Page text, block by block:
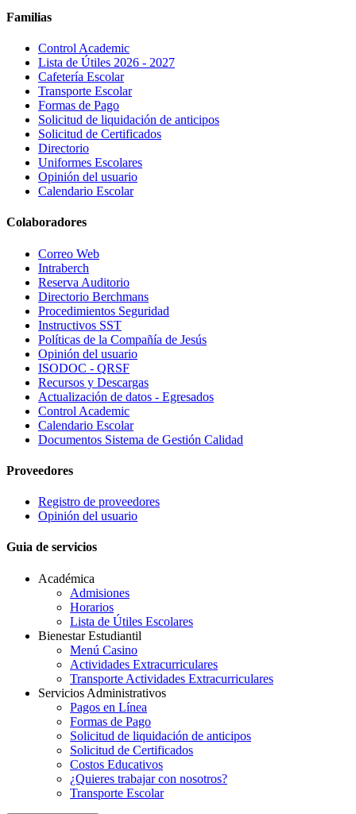
Familias
Control Academic
Lista de Útiles 2026 - 2027
Cafetería Escolar
Transporte Escolar
Formas de Pago
Solicitud de liquidación de anticipos
Solicitud de Certificados
Directorio
Uniformes Escolares
Opinión del usuario
Calendario Escolar
Colaboradores
Correo Web
Intraberch
Reserva Auditorio
Directorio Berchmans
Procedimientos Seguridad
Instructivos SST
Políticas de la Compañía de Jesús
Opinión del usuario
ISODOC - QRSF
Recursos y Descargas
Actualización de datos - Egresados
Control Academic
Calendario Escolar
Documentos Sistema de Gestión Calidad
Proveedores
Registro de proveedores
Opinión del usuario
Guia de servicios
Académica
Admisiones
Horarios
Lista de Útiles Escolares
Bienestar Estudiantil
Menú Casino
Actividades Extracurriculares
Transporte Actividades Extracurriculares
Servicios Administrativos
Pagos en Línea
Formas de Pago
Solicitud de liquidación de anticipos
Solicitud de Certificados
Costos Educativos
¿Quieres trabajar con nosotros?
Transporte Escolar